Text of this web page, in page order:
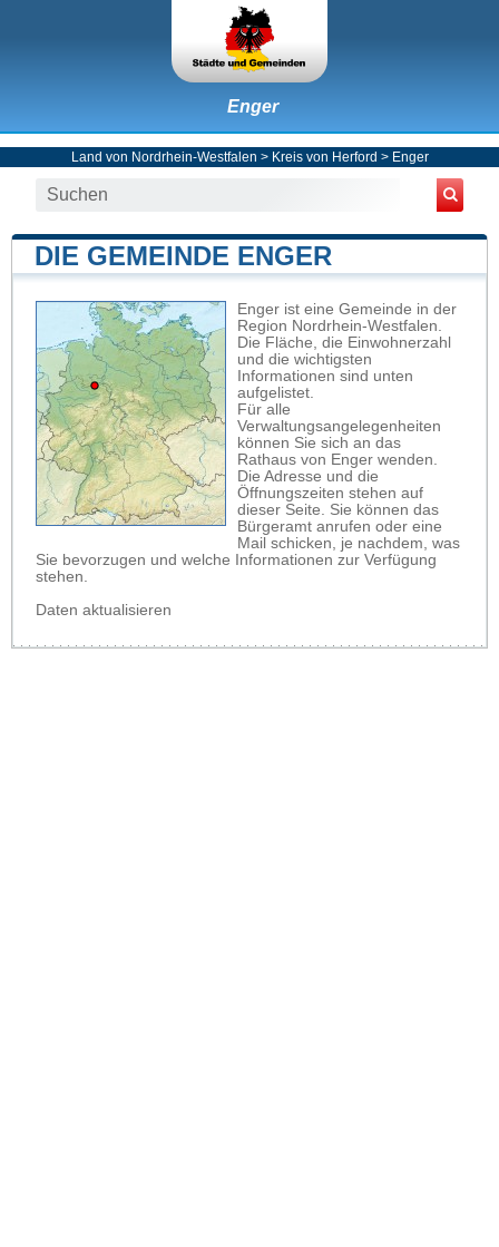
Enger
Land von Nordrhein-Westfalen > Kreis von Herford > Enger
DIE GEMEINDE ENGER
Enger ist eine Gemeinde in der
Region Nordrhein-Westfalen.
Die Fläche, die Einwohnerzahl
und die wichtigsten
Informationen sind unten
aufgelistet.
Für alle
Verwaltungsangelegenheiten
können Sie sich an das
Rathaus von Enger wenden.
Die Adresse und die
Öffnungszeiten stehen auf
dieser Seite. Sie können das
Bürgeramt anrufen oder eine
Mail schicken, je nachdem, was
Sie bevorzugen und welche Informationen zur Verfügung
stehen.
Daten aktualisieren